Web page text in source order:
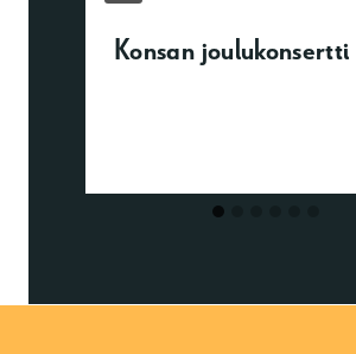
Konsan joulukonsertti